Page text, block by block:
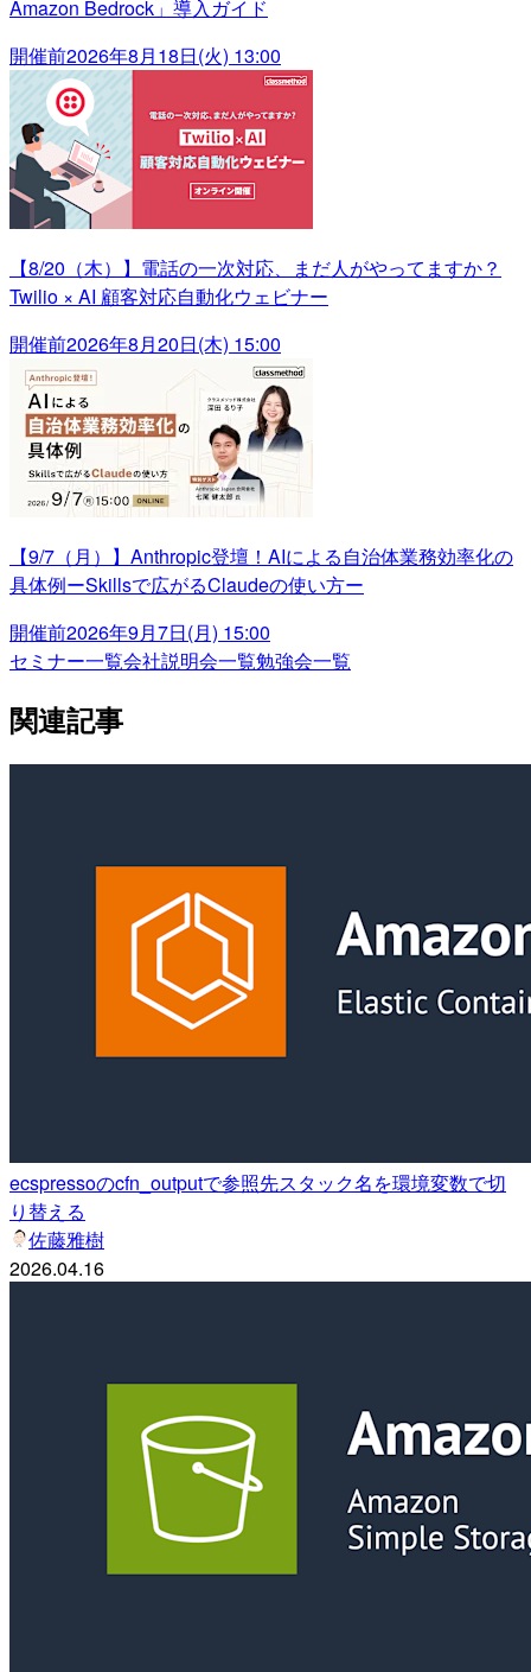
Amazon Bedrock」導入ガイド
開催前2026年8月18日(火) 13:00
【8/20（木）】電話の一次対応、まだ人がやってますか？
Twilio × AI 顧客対応自動化ウェビナー
開催前2026年8月20日(木) 15:00
【9/7（月）】Anthropic登壇！AIによる自治体業務効率化の
具体例ーSkillsで広がるClaudeの使い方ー
開催前2026年9月7日(月) 15:00
セミナー一覧会社説明会一覧勉強会一覧
関連記事
ecspressoのcfn_outputで参照先スタック名を環境変数で切
り替える
佐藤雅樹
2026.04.16